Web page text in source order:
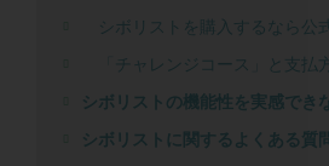
シボリストを購入するなら公
「チャレンジコース」と支払
シボリストの機能性を実感でき
シボリストに関するよくある質